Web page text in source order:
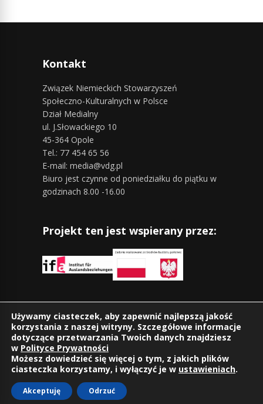
Kontakt
Związek Niemieckich Stowarzyszeń
Społeczno-Kulturalnych w Polsce
Dział Medialny
ul. J.Słowackiego 10
45-364 Opole
Tel.: 77 454 65 56
E-mail: media@vdg.pl
Biuro jest czynne od poniedziałku do piątku w
godzinach 8.00 -16.00
Projekt ten jest wspierany przez:
Znajdziesz nas również na:
©2026
Używamy ciasteczek, aby zapewnić najlepszą jakość
korzystania z naszej witryny. Szczegółowe informacje
dotyczące przetwarzania Twoich danych znajdziesz
w Polityce Prywatności
Możesz dowiedzieć się więcej o tym, z jakich plików
ciasteczka korzystamy, i wyłączyć je w ustawieniach.
Akceptuję Odrzuć